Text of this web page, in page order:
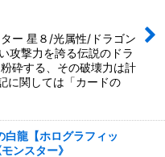
ー 星８/光属性/ドラゴン
撃力を誇る伝説のドラ
砕する、その破壊力は計
に関しては「カードの
白龍【ホログラフィッ
ンスター》